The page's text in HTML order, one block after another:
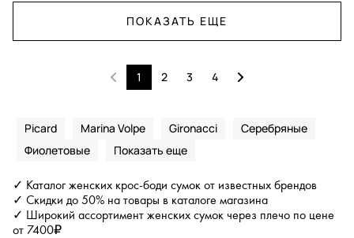
ПОКАЗАТЬ ЕЩЕ
1 2 3 4
Picard Marina Volpe Gironacci
Серебряные
Фиолетовые
✓ Каталог женских крос-боди сумок от известных брендов
✓ Скидки до 50% на товары в каталоге магазина
✓ Широкий ассортимент женских сумок через плечо по цене
от 7400₽